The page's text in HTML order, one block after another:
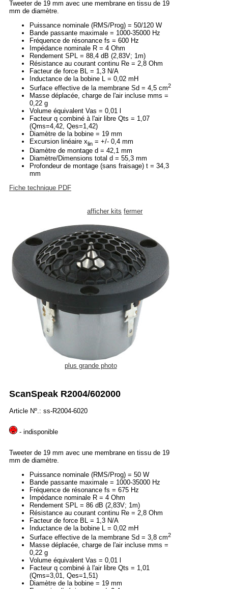
Tweeter de 19 mm avec une membrane en tissu de 19
mm de diamètre.
Puissance nominale (RMS/Prog) = 50/120 W
Bande passante maximale = 1000-35000 Hz
Fréquence de résonance fs = 600 Hz
Impédance nominale R = 4 Ohm
Rendement SPL = 88,4 dB (2,83V; 1m)
Résistance au courant continu Re = 2,8 Ohm
Facteur de force BL = 1,3 N/A
Inductance de la bobine L = 0,02 mH
Surface effective de la membrane Sd = 4,5 cm2
Masse déplacée, charge de l'air incluse mms =
0,22 g
Volume équivalent Vas = 0,01 l
Facteur q combiné à l'air libre Qts = 1,07
(Qms=4,42, Qes=1,42)
Diamètre de la bobine = 19 mm
Excursion linéaire xlin = +/- 0,4 mm
Diamètre de montage d = 42,1 mm
Diamètre/Dimensions total d = 55,3 mm
Profondeur de montage (sans fraisage) t = 34,3
mm
Fiche technique PDF
afficher kits fermer
plus grande photo
ScanSpeak R2004/602000
Article Nº.: ss-R2004-6020
- indisponible
Tweeter de 19 mm avec une membrane en tissu de 19
mm de diamètre.
Puissance nominale (RMS/Prog) = 50 W
Bande passante maximale = 1000-35000 Hz
Fréquence de résonance fs = 675 Hz
Impédance nominale R = 4 Ohm
Rendement SPL = 86 dB (2,83V; 1m)
Résistance au courant continu Re = 2,8 Ohm
Facteur de force BL = 1,3 N/A
Inductance de la bobine L = 0,02 mH
Surface effective de la membrane Sd = 3,8 cm2
Masse déplacée, charge de l'air incluse mms =
0,22 g
Volume équivalent Vas = 0,01 l
Facteur q combiné à l'air libre Qts = 1,01
(Qms=3,01, Qes=1,51)
Diamètre de la bobine = 19 mm